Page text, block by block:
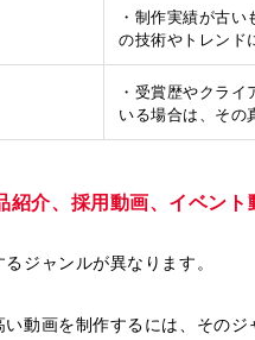
・制作実績が古
の技術やトレンド
・受賞歴やクラ
いる場合は、その
紹介、採用動画、イベント
ジャンルが異なります。
動画を制作するには、その